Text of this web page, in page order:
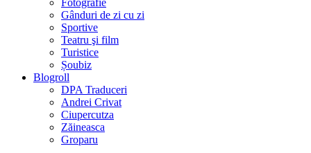
Fotografie
Gânduri de zi cu zi
Sportive
Teatru şi film
Turistice
Șoubiz
Blogroll
DPA Traduceri
Andrei Crivat
Ciupercutza
Zăineasca
Groparu